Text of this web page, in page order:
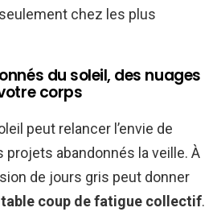
chez les plus
du soleil, des nuages
corps
peut relancer l’envie de
projets abandonnés la veille. À
de jours gris peut donner
coup de fatigue collectif.